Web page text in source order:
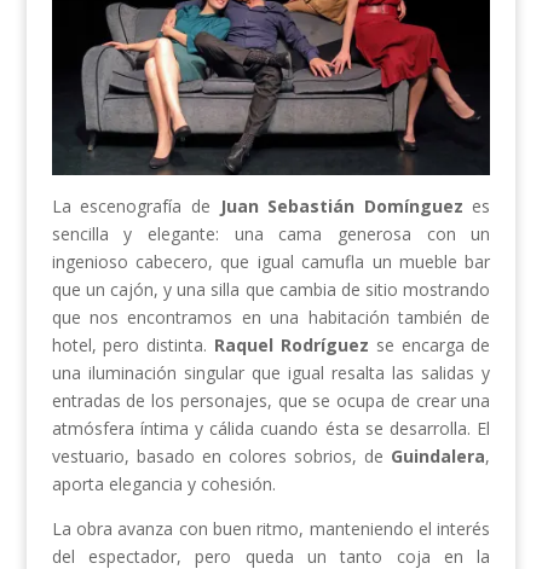
La escenografía de Juan Sebastián Domínguez es
sencilla y elegante: una cama generosa con un
ingenioso cabecero, que igual camufla un mueble bar
que un cajón, y una silla que cambia de sitio mostrando
que nos encontramos en una habitación también de
hotel, pero distinta. Raquel Rodríguez se encarga de
una iluminación singular que igual resalta las salidas y
entradas de los personajes, que se ocupa de crear una
atmósfera íntima y cálida cuando ésta se desarrolla. El
vestuario, basado en colores sobrios, de Guindalera,
aporta elegancia y cohesión.
La obra avanza con buen ritmo, manteniendo el interés
del espectador, pero queda un tanto coja en la